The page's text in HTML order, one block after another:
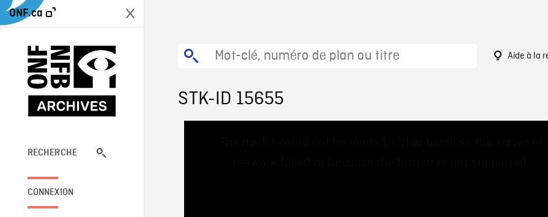
ONF.ca
RECHERCHE
CONNEXION
Aide à la
STK-ID 15655